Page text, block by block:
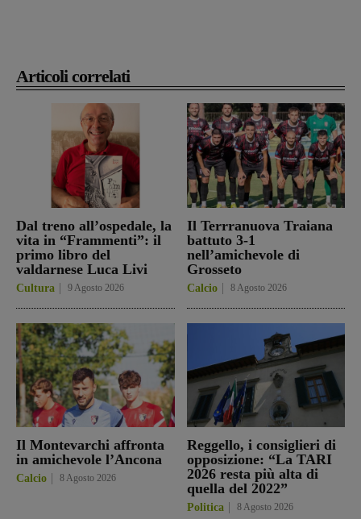
Articoli correlati
Dal treno all’ospedale, la
vita in “Frammenti”: il
primo libro del
valdarnese Luca Livi
Cultura 9 Agosto 2026
Il Terrranuova Traiana
battuto 3-1
nell’amichevole di
Grosseto
Calcio 8 Agosto 2026
Il Montevarchi affronta
in amichevole l’Ancona
Calcio 8 Agosto 2026
Reggello, i consiglieri di
opposizione: “La TARI
2026 resta più alta di
quella del 2022”
Politica 8 Agosto 2026